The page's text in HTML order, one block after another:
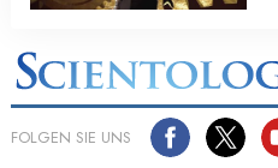
FOLGEN SIE UNS